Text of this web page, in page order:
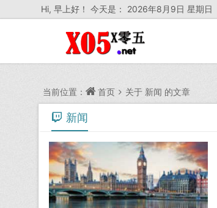
Hi, 早上好！ 今天是： 2026年8月9日 星期日
当前位置： 首页 关于 新闻 的文章
新闻